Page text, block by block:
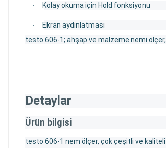
· Kolay okuma için Hold fonksiyonu
·
Ekran aydınlatması
testo 606-1; ahşap ve malzeme nemi
Detaylar
Ürün bilgisi
testo 606-1 nem ölçer, çok çeşitli ve